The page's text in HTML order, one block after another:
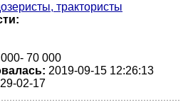
трактористы
70 000
2019-09-15 12:26:13
02-17